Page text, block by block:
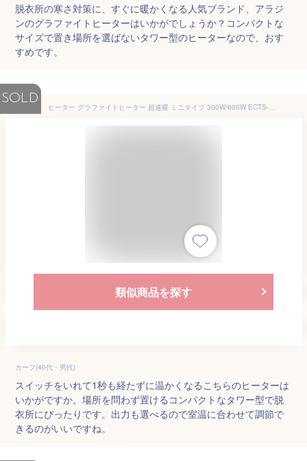
脱衣所の寒さ対策に、すぐに暖かくなる人気ブランド、アラジ
ンのグラファイトヒーターはいかがでしょうか？コンパクトな
サイズで置き場所を選ばないタワー型のヒーターなので、おす
すめです。
SOLD
ヒーター グラファイトヒーター 超速暖 ミニタイプ 300W/600W ECTS-C061(N) カーボンヒーター 電気ストーブ 遠赤外線ヒーター スリム 脱衣所 トイレ キッチン 省スペース コンパクト 足元暖房 山善 YAMAZEN 【送料無料】
類似商品を探す
カーフ(40代・男性)
スイッチをいれて1秒も経たずに温かくなるこちらのヒーターは
いかがですか。場所を問わず置けるコンパクトなタワー型で脱
衣所にぴったりです。出力も選べるので室温に合わせて調節で
きるのがいいですね。